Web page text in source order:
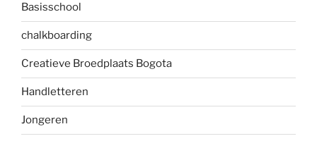
Basisschool
chalkboarding
Creatieve Broedplaats Bogota
Handletteren
Jongeren